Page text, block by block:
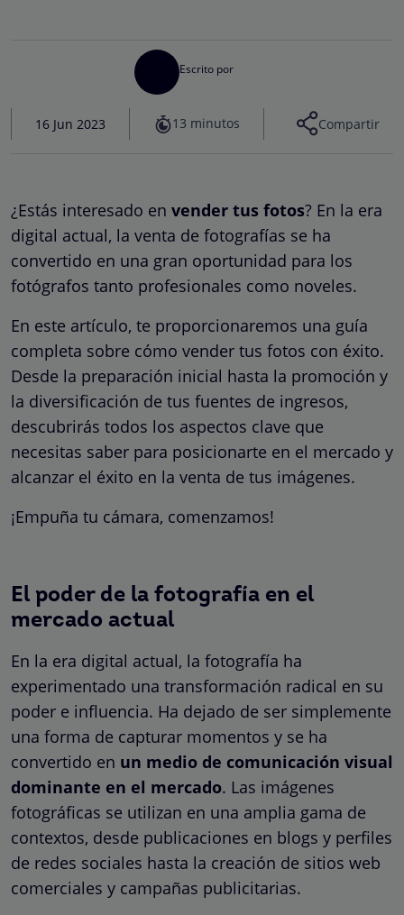
Escrito por
16 Jun 2023 13 minutos Compartir
¿Estás interesado en vender tus fotos? En la era
digital actual, la venta de fotografías se ha
convertido en una gran oportunidad para los
fotógrafos tanto profesionales como noveles.
En este artículo, te proporcionaremos una guía
completa sobre cómo vender tus fotos con éxito.
Desde la preparación inicial hasta la promoción y
la diversificación de tus fuentes de ingresos,
descubrirás todos los aspectos clave que
necesitas saber para posicionarte en el mercado y
alcanzar el éxito en la venta de tus imágenes.
¡Empuña tu cámara, comenzamos!
El poder de la fotografía en el
mercado actual
En la era digital actual, la fotografía ha
experimentado una transformación radical en su
poder e influencia. Ha dejado de ser simplemente
una forma de capturar momentos y se ha
convertido en un medio de comunicación visual
dominante en el mercado. Las imágenes
fotográficas se utilizan en una amplia gama de
contextos, desde publicaciones en blogs y perfiles
de redes sociales hasta la creación de sitios web
comerciales y campañas publicitarias.